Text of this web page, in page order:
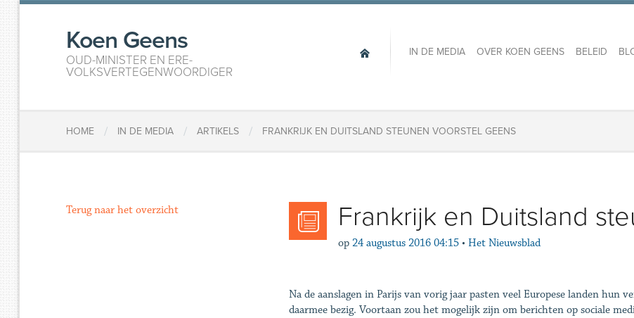
Koen Geens
OUD-MINISTER EN ERE-
VOLKSVERTEGENWOORDIGER
IN DE MEDIA OVER KOEN GEENS BELEID
HOME / IN DE MEDIA / ARTIKELS / FRANKRIJK EN DUITSLAND STEUNEN VOORSTEL GEENS
Frankrijk en Duitsland
op 24 augustus 2016 04:15 • Het Nieuwsblad
Na de aanslagen in Parijs van ­vorig jaar pasten veel Europese landen hun
daarmee bezig. Voortaan zou het mogelijk zijn om berichten op sociale
Terug naar het overzicht